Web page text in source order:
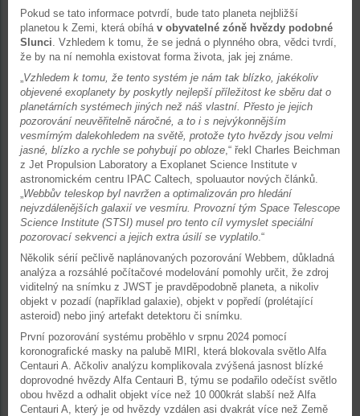
Pokud se tato informace potvrdí, bude tato planeta nejbližší
planetou k Zemi, která obíhá v obyvatelné zóně hvězdy podobné
Slunci . Vzhledem k tomu, že se jedná o plynného obra, vědci tvrdí,
že by na ní nemohla existovat forma života, jak jej známe.
Vzhledem k tomu, že tento systém je nám tak blízko, jakékoliv
objevené exoplanety by poskytly nejlepší příležitost ke sběru dat o
planetárních systémech jiných než náš vlastní. Přesto je jejich
pozorování neuvěřitelně náročné, a to i s nejvýkonnějším
vesmírným dalekohledem na světě, protože tyto hvězdy jsou velmi
jasné, blízko a rychle se pohybují po obloze ,“ řekl Charles Beichman
z Jet Propulsion Laboratory a Exoplanet Science Institute v
astronomickém centru IPAC Caltech, spoluautor nových článků.
Webbův teleskop byl navržen a optimalizován pro hledání
nejvzdálenějších galaxií ve vesmíru. Provozní tým Space Telescope
Science Institute (STSI) musel pro tento cíl vymyslet speciální
pozorovací sekvenci a jejich extra úsilí se vyplatilo .“
Několik sérií pečlivě naplánovaných pozorování Webbem, důkladná
analýza a rozsáhlé počítačové modelování pomohly určit, že zdroj
viditelný na snímku z JWST je pravděpodobně planeta, a nikoliv
objekt v pozadí (například galaxie), objekt v popředí (prolétající
asteroid) nebo jiný artefakt detektoru či snímku.
První pozorování systému proběhlo v srpnu 2024 pomocí
koronografické masky na palubě MIRI, která blokovala světlo Alfa
Centauri A. Ačkoliv analýzu komplikovala zvýšená jasnost blízké
doprovodné hvězdy Alfa Centauri B, týmu se podařilo odečíst světlo
obou hvězd a odhalit objekt více než 10 000krát slabší než Alfa
Centauri A, který je od hvězdy vzdálen asi dvakrát více než Země